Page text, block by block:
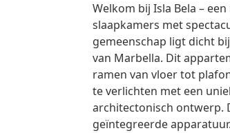
Welkom bij Isla Bela –
slaapkamers met
gemeenschap ligt dicht
van Marbella. Dit
ramen van vloer tot
te verlichten met een
architectonisch ontwerp.
geïntegreerde